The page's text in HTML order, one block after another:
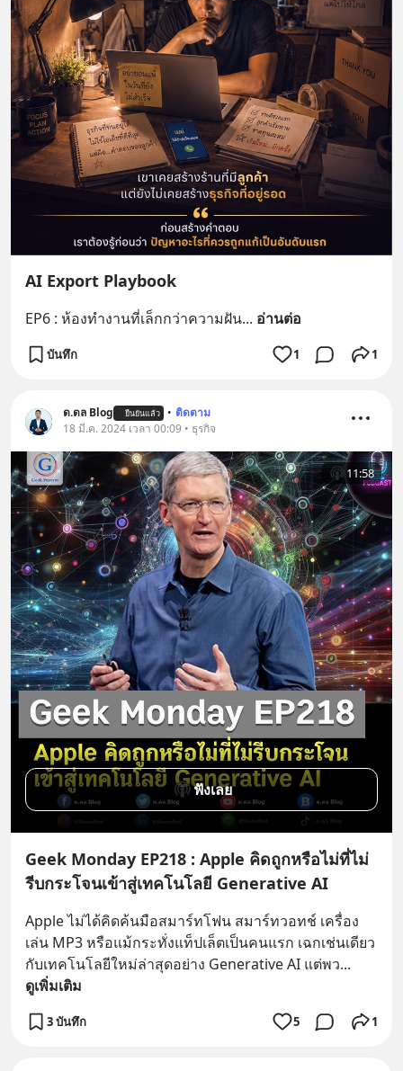
AI Export Playbook
EP6 : ห้องทำงานที่เล็กกว่าความฝัน... อ่านต่อ
บันทึก 1 1
ด.ดล Blog ยืนยันแล้ว • ติดตาม
18 มี.ค. 2024 เวลา 00:09 • ธุรกิจ
11:58
ฟังเลย
Geek Monday EP218 : Apple คิดถูกหรือไม่ที่ไม่
รีบกระโจนเข้าสู่เทคโนโลยี Generative AI
Apple ไม่ได้คิดค้นมือสมาร์ทโฟน สมาร์ทวอทช์ เครื่อง
เล่น MP3 หรือแม้กระทั่งแท็ปเล็ตเป็นคนแรก เฉกเช่นเดียว
กับเทคโนโลยีใหม่ล่าสุดอย่าง Generative AI แต่พว...
ดูเพิ่มเติม
3 บันทึก 5 1